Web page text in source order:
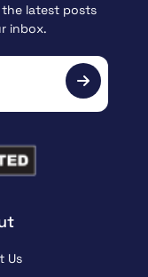
Us
latest posts
inbox.